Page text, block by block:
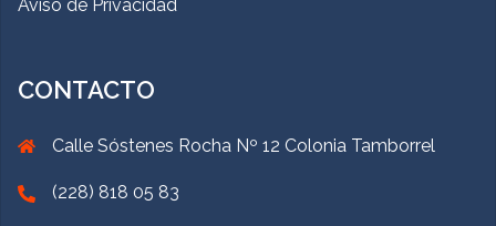
Aviso de Privacidad
CONTACTO
Calle Sóstenes Rocha Nº 12 Colonia Tamborrel
(228) 818 05 83